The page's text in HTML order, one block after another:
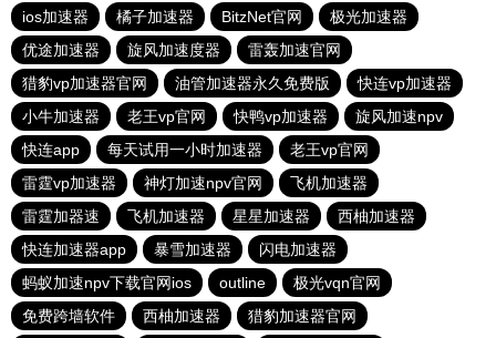
ios加速器
橘子加速器 BitzNet官网
极光加速器
优途加速器
旋风加速度器
雷轰加速官网
猎豹vp加速器官网
油管加速器永久免费版
快连vp加速器
小牛加速器
老王vp官网 快鸭vp加速器
旋风加速npv
快连app
每天试用一小时加速器
老王vp官网
雷霆vp加速器
神灯加速npv官网
飞机加速器
雷霆加器速
飞机加速器 星星加速器
西柚加速器
快连加速器app
暴雪加速器
闪电加速器
蚂蚁加速npv下载官网ios
outline
极光vqn官网
免费跨墙软件
西柚加速器 猎豹加速器官网